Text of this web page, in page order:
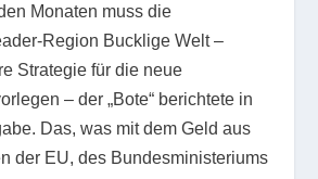
Monaten muss die
Region Bucklige Welt –
Strategie für die neue
– der „Bote“ berichtete in
Das, was mit dem Geld aus
der EU, des Bundesministeriums